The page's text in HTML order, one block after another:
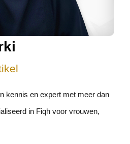
kennis en expert met meer dan
in Fiqh voor vrouwen,